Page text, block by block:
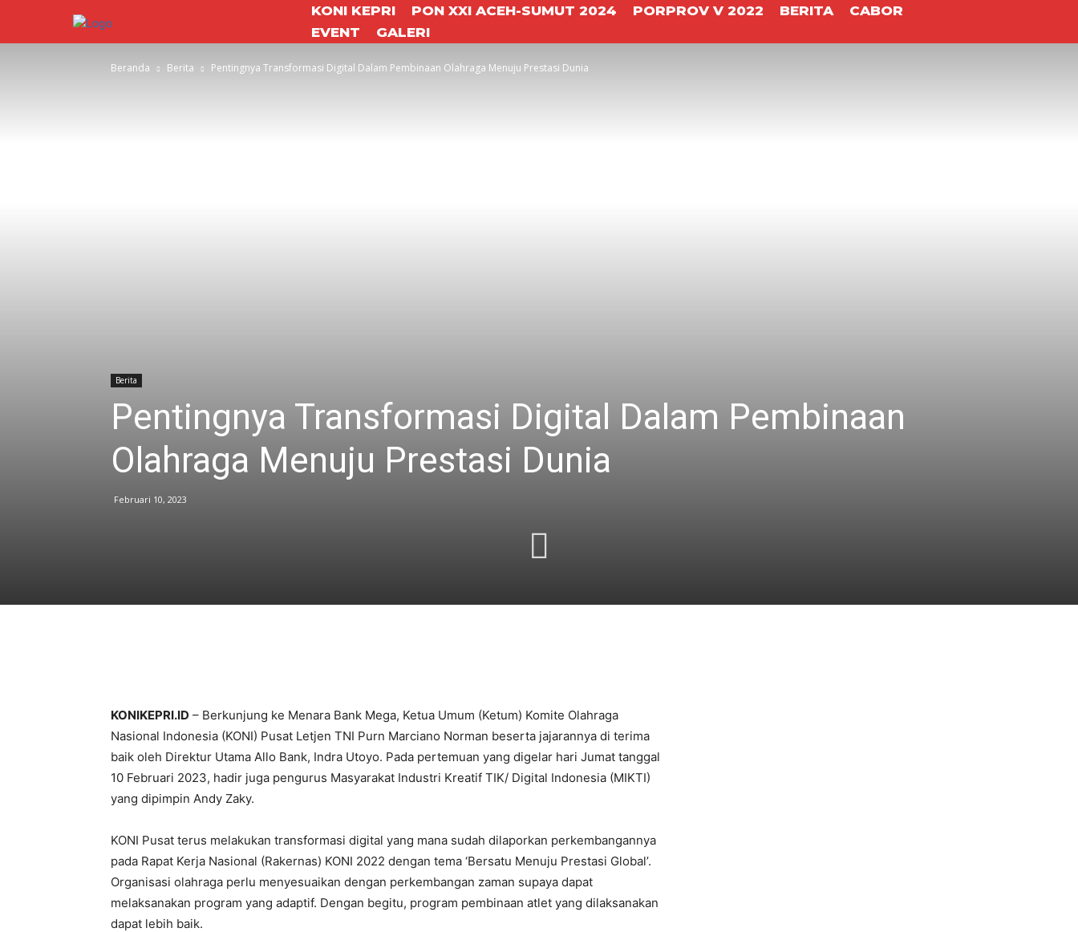
KONI KEPRI PON XXI ACEH-SUMUT 2024 PORPROV V 2022 BERITA
CABOR
EVENT
GALERI
Beranda Berita Pentingnya Transformasi Digital Dalam Pembinaan Olahraga Menuju Prestasi Dunia
Berita
Pentingnya Transformasi Digital Dalam Pembinaan
Olahraga Menuju Prestasi Dunia
Februari 10, 2023
KONIKEPRI.ID – Berkunjung ke Menara Bank Mega, Ketua Umum (Ketum) Komite Olahraga
Nasional Indonesia (KONI) Pusat Letjen TNI Purn Marciano Norman beserta jajarannya di terima
baik oleh Direktur Utama Allo Bank, Indra Utoyo. Pada pertemuan yang digelar hari Jumat tanggal
10 Februari 2023, hadir juga pengurus Masyarakat Industri Kreatif TIK/ Digital Indonesia (MIKTI)
yang dipimpin Andy Zaky.
KONI Pusat terus melakukan transformasi digital yang mana sudah dilaporkan perkembangannya
pada Rapat Kerja Nasional (Rakernas) KONI 2022 dengan tema ‘Bersatu Menuju Prestasi Global’.
Organisasi olahraga perlu menyesuaikan dengan perkembangan zaman supaya dapat
melaksanakan program yang adaptif. Dengan begitu, program pembinaan atlet yang dilaksanakan
dapat lebih baik.